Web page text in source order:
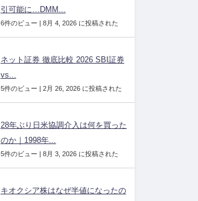
引可能に…DMM...
6件のビュー | 8月 4, 2026 に投稿された
ネット証券 徹底比較 2026 SBI証券
vs...
5件のビュー | 2月 26, 2026 に投稿された
28年ぶり日米協調介入は何を買った
のか｜1998年...
5件のビュー | 8月 3, 2026 に投稿された
キオクシア株はなぜ半値になったの